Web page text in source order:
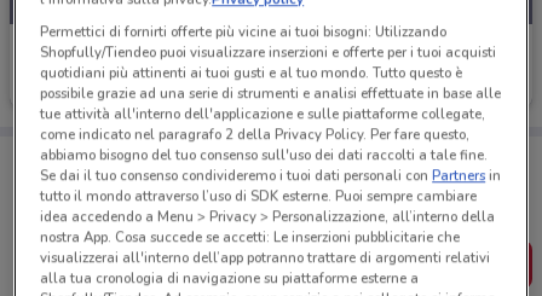
Eccomi
Scade mercoledì 24.5 km
Porta DoveConviene sempre con te!
Puoi trovare le migliori offerte dei negozi vicino a te,
salvarle e creare la tua lista del risparmio, comodamente
dal tuo cellulare.
SCARICA L’APP
Permettici di fornirti offerte più vicine ai tuoi bisogni: Utilizzando
Shopfully/Tiendeo puoi visualizzare inserzioni e offerte per i tuoi acquisti
quotidiani più attinenti ai tuoi gusti e al tuo mondo. Tutto questo è
possibile grazie ad una serie di strumenti e analisi effettuate in base alle
tue attività all'interno dell'applicazione e sulle piattaforme collegate,
come indicato nel paragrafo 2 della Privacy Policy. Per fare questo,
abbiamo bisogno del tuo consenso sull'uso dei dati raccolti a tale fine.
Se dai il tuo consenso condivideremo i tuoi dati personali conPartnersin
tutto il mondo attraverso l’uso di SDK esterne. Puoi sempre cambiare
idea accedendo a Menu > Privacy > Personalizzazione, all’interno della
nostra App. Cosa succede se accetti: Le inserzioni pubblicitarie che
visualizzerai all'interno dell’app potranno trattare di argomenti relativi
alla tua cronologia di navigazione su piattaforme esterne a